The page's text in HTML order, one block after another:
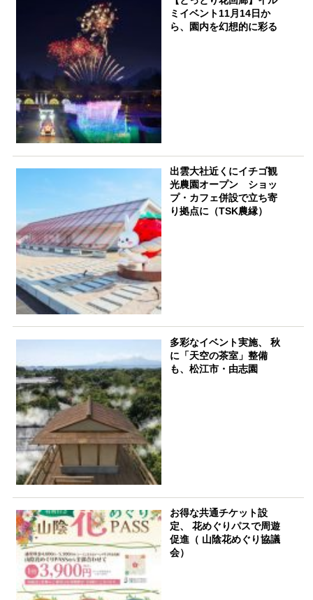
ミイベント11月14日か
ら、園内を幻想的に彩る
出雲大社近くにイチゴ観
光農園オープン ショッ
プ・カフェ併設で立ち寄
り拠点に（TSK農縁）
多彩なイベント実施、 秋
に「天空の茶室」整備
も、松江市・由志園
お得な共通チケット設
定、 花めぐりパスで周遊
促進（ 山陰花めぐり協議
会）